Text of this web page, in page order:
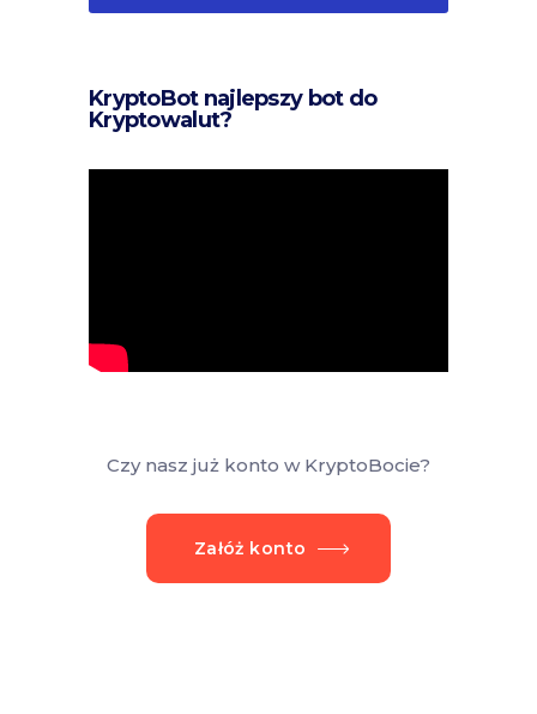
KryptoBot najlepszy bot do
Kryptowalut?
Czy nasz już konto w KryptoBocie?
Załóż konto